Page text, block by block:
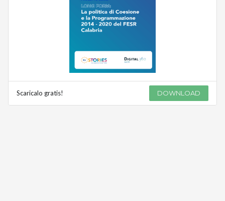
Scaricalo gratis! DOWNLOAD